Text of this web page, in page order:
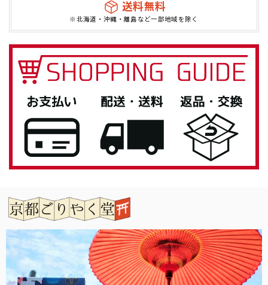
送料無料
※北海道・沖縄・離島など一部地域を除く
2026/05/07
とても素敵な商品でした！自分用に欲しく購入です(*^^*)
この度は当店をご利用いただきありがとうござ
います。 お気に入りいただけてよかったです。
また機会がありましたらよろしくお願いいたし
ます。
2026/04/27
息子へのプレゼントとして購入しました。 男性なのでシン
プルが良いと思い選びましたが、私もとても気に入ってしま
いました。 女性の方にもお勧めです。 有難うございまし
た。